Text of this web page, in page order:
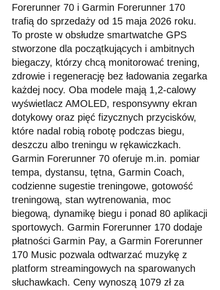
Forerunner 70 i Garmin Forerunner 170
trafią do sprzedaży od 15 maja 2026 roku.
To proste w obsłudze smartwatche GPS
stworzone dla początkujących i ambitnych
biegaczy, którzy chcą monitorować trening,
zdrowie i regenerację bez ładowania zegarka
każdej nocy. Oba modele mają 1,2-calowy
wyświetlacz AMOLED, responsywny ekran
dotykowy oraz pięć fizycznych przycisków,
które nadal robią robotę podczas biegu,
deszczu albo treningu w rękawiczkach.
Garmin Forerunner 70 oferuje m.in. pomiar
tempa, dystansu, tętna, Garmin Coach,
codzienne sugestie treningowe, gotowość
treningową, stan wytrenowania, moc
biegową, dynamikę biegu i ponad 80 aplikacji
sportowych. Garmin Forerunner 170 dodaje
płatności Garmin Pay, a Garmin Forerunner
170 Music pozwala odtwarzać muzykę z
platform streamingowych na sparowanych
słuchawkach. Ceny wynoszą 1079 zł za